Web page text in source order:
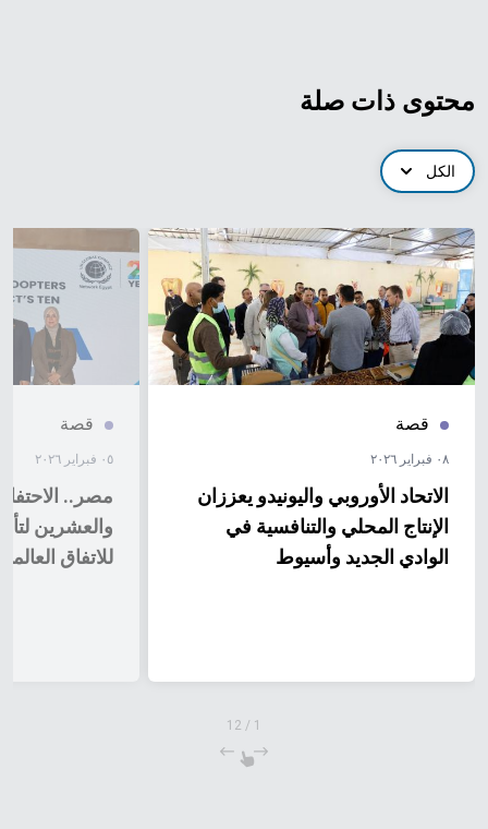
محتوى ذات صلة
الكل
قصة
٠٨ فبراير ٢٠٢٦
الاتحاد الأوروبي واليونيدو يعززان
الإنتاج المحلي والتنافسية في
الوادي الجديد وأسيوط
قصة
٠٥ فبراير ٢٠٢٦
مصر..
والعشرين
للاتفاق
1
/
12